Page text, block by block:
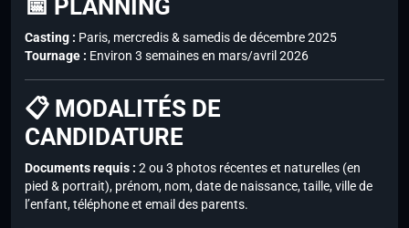
📅 PLANNING
Casting : Paris, mercredis & samedis de décembre 2025
Tournage : Environ 3 semaines en mars/avril 2026
📋 MODALITÉS DE
CANDIDATURE
Documents requis : 2 ou 3 photos récentes et naturelles (en
pied & portrait), prénom, nom, date de naissance, taille, ville de
l’enfant, téléphone et email des parents.